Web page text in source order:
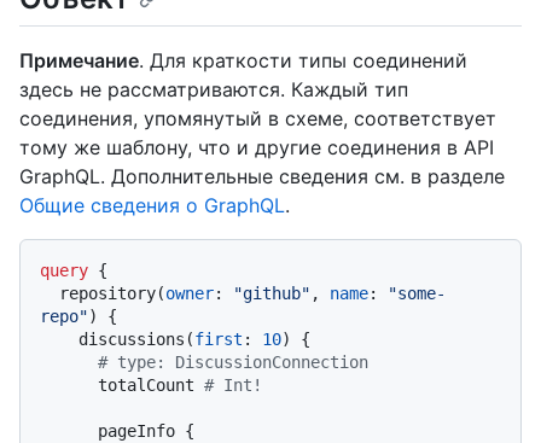
Примечание. Для краткости типы соединений
здесь не рассматриваются. Каждый тип
соединения, упомянутый в схеме, соответствует
тому же шаблону, что и другие соединения в API
GraphQL. Дополнительные сведения см. в разделе
Общие сведения о GraphQL.
query {
  repository
(owner: "github" , name:
"some-
repo")
{
    discussions
(first : 10)
{
# type: DiscussionConnection
      totalCount
# Int!
      pageInfo
{